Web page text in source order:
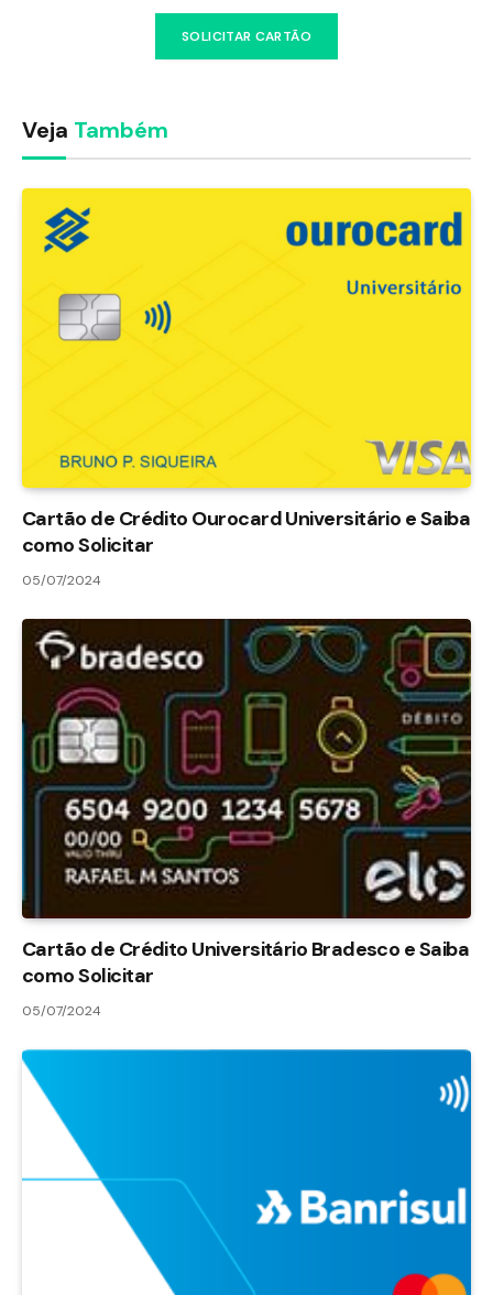
SOLICITAR CARTÃO
Veja Também
Cartão de Crédito Ourocard Universitário e Saiba
como Solicitar
05/07/2024
Cartão de Crédito Universitário Bradesco e Saiba
como Solicitar
05/07/2024